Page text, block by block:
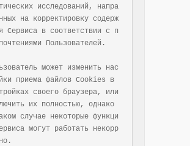
исследований, напра
на корректировку содерж
Сервиса в соответствии с п
Пользователей.
может изменить нас
приема файлов Cookies в
своего браузера, или
их полностью, однако
случае некоторые функци
могут работать некорр